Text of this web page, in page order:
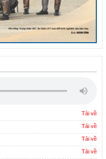
Tải về
Tải về
Tải về
Tải về